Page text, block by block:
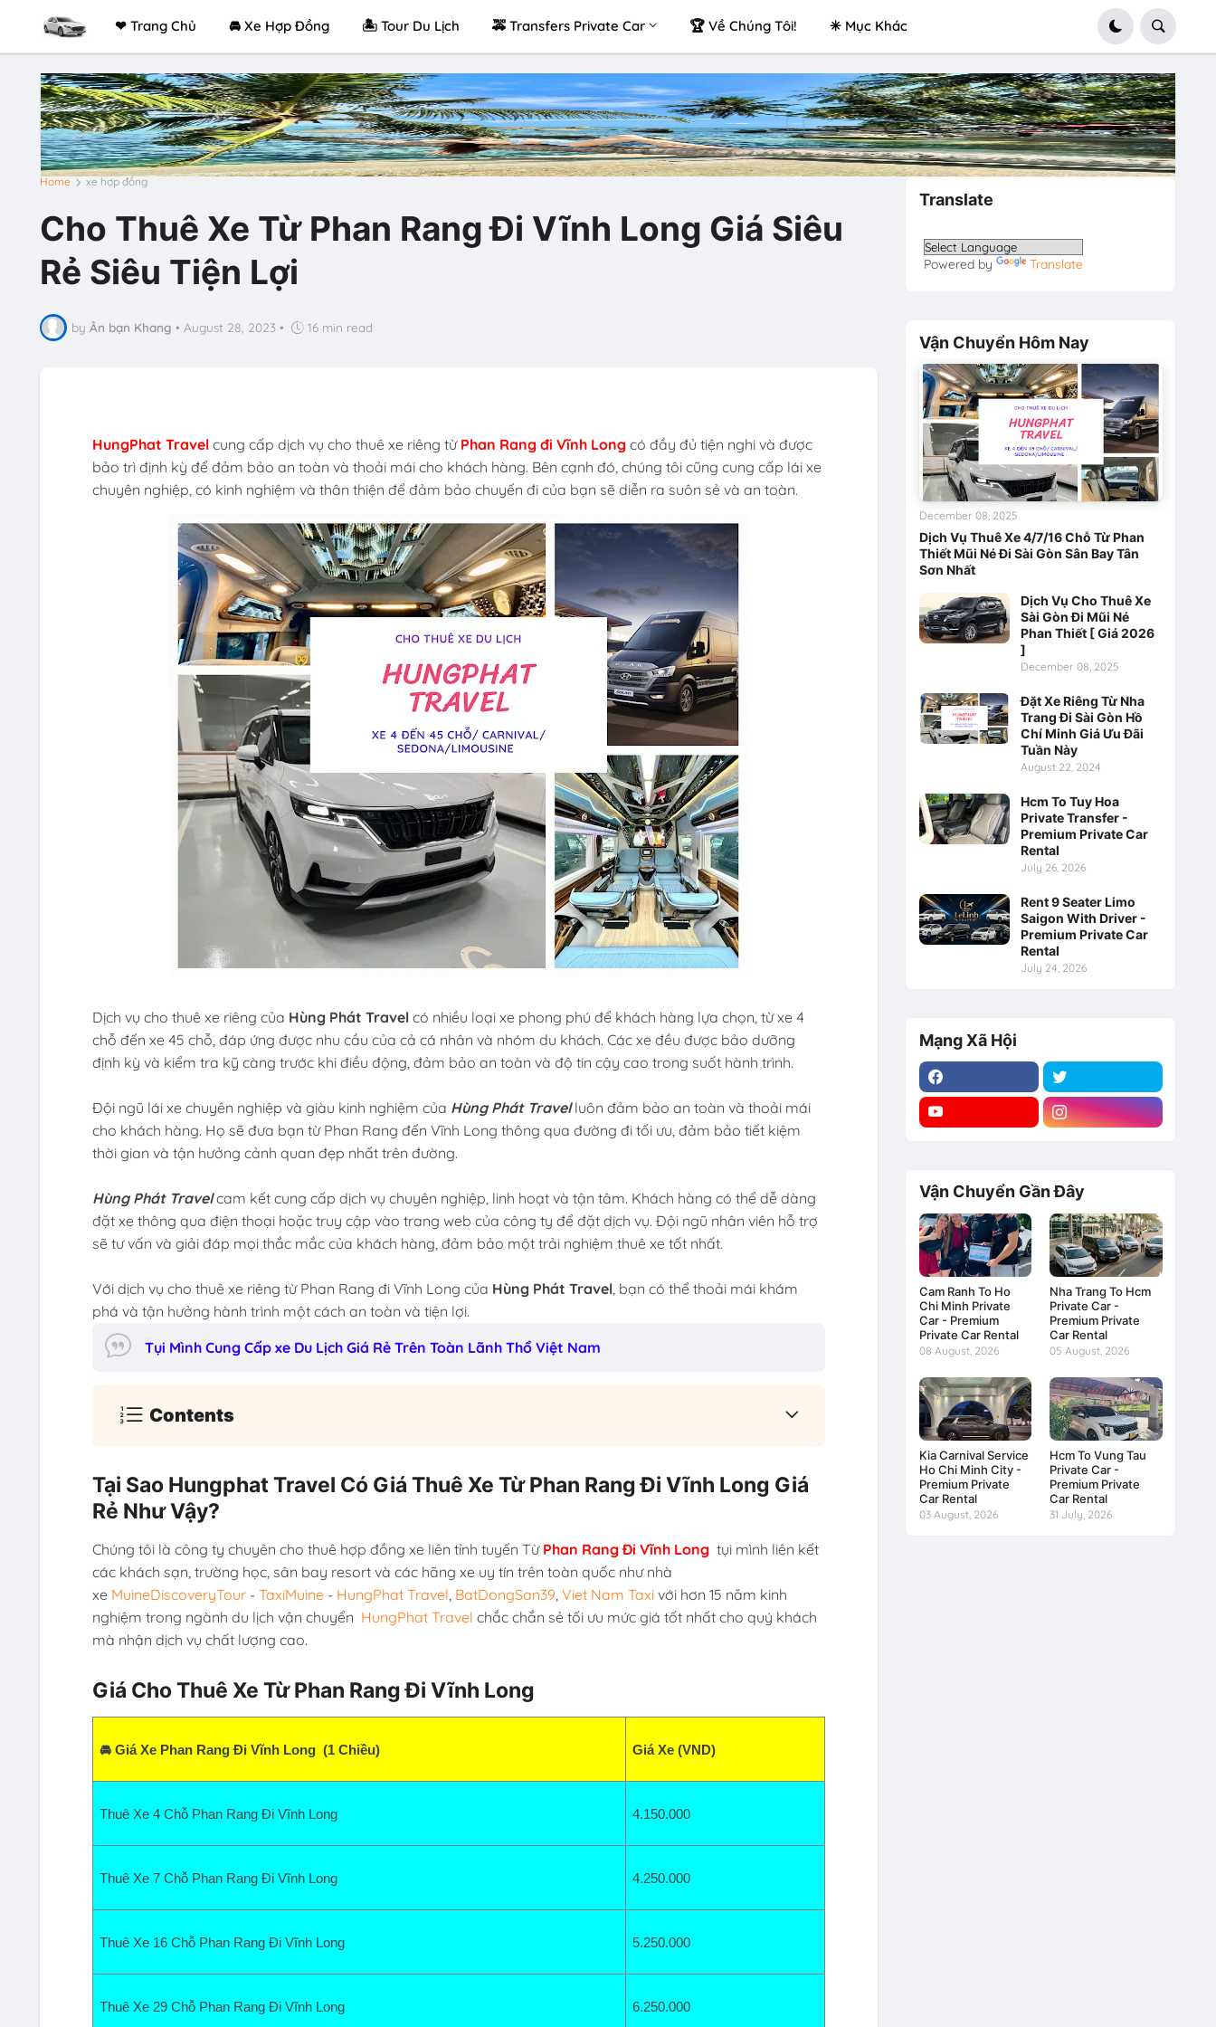
❤ Trang Chủ 🚘 Xe Hợp Đồng 🏝 Tour Du Lịch 🚕 Transfers Private Car 🏆 Về Chúng Tôi! ✳ Mục Khác
Home xe hợp đồng
Cho Thuê Xe Từ Phan Rang Đi Vĩnh Long Giá Siêu
Rẻ Siêu Tiện Lợi
by Ân bạn Khang • August 28, 2023 • 16 min read
HungPhat Travelcung cấp dịch vụ cho thuê xe riêng từ Phan Rang đi Vĩnh Long có đầy đủ tiện nghi và được
bảo trì định kỳ để đảm bảo an toàn và thoải mái cho khách hàng. Bên cạnh đó, chúng tôi cũng cung cấp lái xe
chuyên nghiệp, có kinh nghiệm và thân thiện để đảm bảo chuyến đi của bạn sẽ diễn ra suôn sẻ và an toàn.
Dịch vụ cho thuê xe riêng của Hùng Phát Travelcó nhiều loại xe phong phú để khách hàng lựa chọn, từ xe 4
chỗ đến xe 45 chỗ, đáp ứng được nhu cầu của cả cá nhân và nhóm du khách. Các xe đều được bảo dưỡng
định kỳ và kiểm tra kỹ càng trước khi điều động, đảm bảo an toàn và độ tin cậy cao trong suốt hành trình.
Đội ngũ lái xe chuyên nghiệp và giàu kinh nghiệm của Hùng Phát Travelluôn đảm bảo an toàn và thoải mái
cho khách hàng. Họ sẽ đưa bạn từ Phan Rang đến Vĩnh Long thông qua đường đi tối ưu, đảm bảo tiết kiệm
thời gian và tận hưởng cảnh quan đẹp nhất trên đường.
Hùng Phát Travelcam kết cung cấp dịch vụ chuyên nghiệp, linh hoạt và tận tâm. Khách hàng có thể dễ dàng
đặt xe thông qua điện thoại hoặc truy cập vào trang web của công ty để đặt dịch vụ. Đội ngũ nhân viên hỗ trợ
sẽ tư vấn và giải đáp mọi thắc mắc của khách hàng, đảm bảo một trải nghiệm thuê xe tốt nhất.
Với dịch vụ cho thuê xe riêng từ Phan Rang đi Vĩnh Long của Hùng Phát Travel, bạn có thể thoải mái khám
phá và tận hưởng hành trình một cách an toàn và tiện lợi.
Tụi Mình Cung Cấp xe Du Lịch Giá Rẻ Trên Toàn Lãnh Thổ Việt Nam
Contents
Tại Sao Hungphat Travel Có Giá Thuê Xe Từ Phan Rang Đi Vĩnh Long Giá
Rẻ Như Vậy?
Chúng tôi là công ty chuyên cho thuê hợp đồng xe liên tỉnh tuyến Từ Phan Rang Đi Vĩnh Long tụi mình liên kết
các khách sạn, trường học, sân bay resort và các hãng xe uy tín trên toàn quốc như nhà
xe MuineDiscoveryTour- TaxiMuine - HungPhat Travel BatDongSan39 Viet Nam Taxivới hơn 15 năm kinh
nghiệm trong ngành du lịch vận chuyển HungPhat Travel chắc chắn sẻ tối ưu mức giá tốt nhất cho quý khách
mà nhận dịch vụ chất lượng cao.
Giá Cho Thuê Xe Từ Phan Rang Đi Vĩnh Long
🚘 Giá Xe Phan Rang Đi Vĩnh Long  (1 Chiều) Giá Xe (VND)
Thuê Xe 4 Chỗ Phan Rang Đi Vĩnh Long 4.150.000
Thuê Xe 7 Chỗ Phan Rang Đi Vĩnh Long 4.250.000
Thuê Xe 16 Chỗ Phan Rang Đi Vĩnh Long 5.250.000
Thuê Xe 29 Chỗ Phan Rang Đi Vĩnh Long 6.250.000
Translate
Powered by Translate
Vận Chuyển Hôm Nay
Dịch Vụ Thuê Xe 4/7/16 Chỗ Từ Phan
Thiết Mũi Né Đi Sài Gòn Sân Bay Tân
Sơn Nhất
December 08, 2025
Dịch Vụ Cho Thuê Xe
Sài Gòn Đi Mũi Né
Phan Thiết [ Giá 2026
]
December 08, 2025
Đặt Xe Riêng Từ Nha
Trang Đi Sài Gòn Hồ
Chí Minh Giá Ưu Đãi
Tuần Này
August 22, 2024
Hcm To Tuy Hoa
Private Transfer -
Premium Private Car
Rental
July 26, 2026
Rent 9 Seater Limo
Saigon With Driver -
Premium Private Car
Rental
July 24, 2026
Mạng Xã Hội
Vận Chuyển Gần Đây
Cam Ranh To Ho
Chi Minh Private
Car - Premium
Private Car Rental
08 August, 2026
Nha Trang To Hcm
Private Car -
Premium Private
Car Rental
05 August, 2026
Kia Carnival Service
Ho Chi Minh City -
Premium Private
Car Rental
03 August, 2026
Hcm To Vung Tau
Private Car -
Premium Private
Car Rental
31 July, 2026